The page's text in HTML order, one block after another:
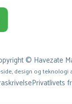
© Havezate
design og teknologi
Privatlivets